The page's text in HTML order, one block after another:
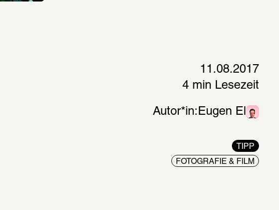
11.08.2017
4 min Lesezeit
Autor*in: Eugen El
TIPP
FOTOGRAFIE & FILM